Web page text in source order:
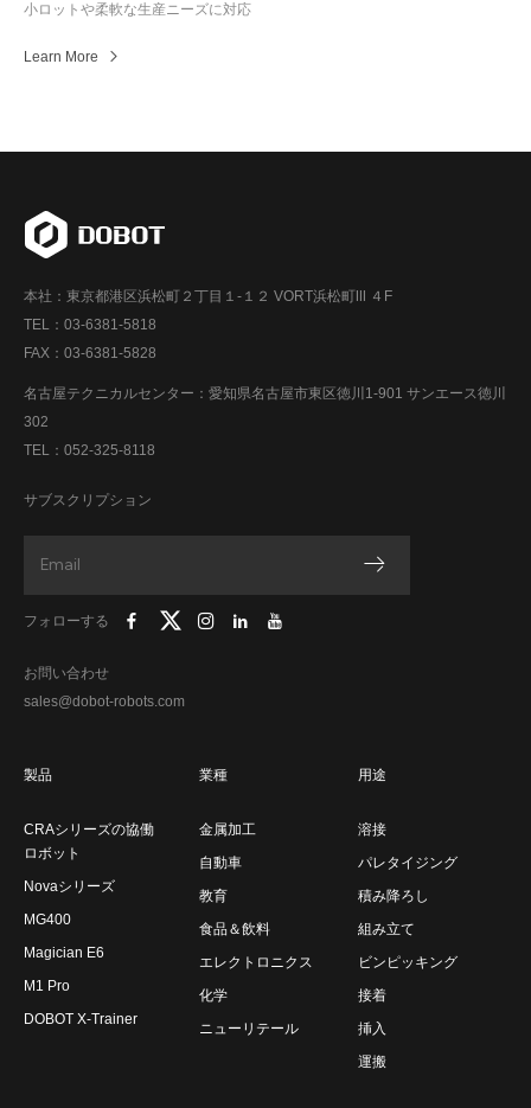
小ロットや柔軟な生産ニーズに対応
Learn More
本社：東京都港区浜松町２丁目１-１２ VORT浜松町Ⅲ ４F
TEL：03-6381-5818
FAX：03-6381-5828
名古屋テクニカルセンター：愛知県名古屋市東区徳川1-901 サンエース徳川
302
TEL：052-325-8118
サブスクリプション
フォローする
お問い合わせ
sales@dobot-robots.com
製品
CRAシリーズの協働
ロボット
Novaシリーズ
MG400
Magician E6
M1 Pro
DOBOT X-Trainer
業種
金属加工
自動車
教育
食品＆飲料
エレクトロニクス
化学
ニューリテール
用途
溶接
パレタイジング
積み降ろし
組み立て
ビンピッキング
接着
挿入
運搬